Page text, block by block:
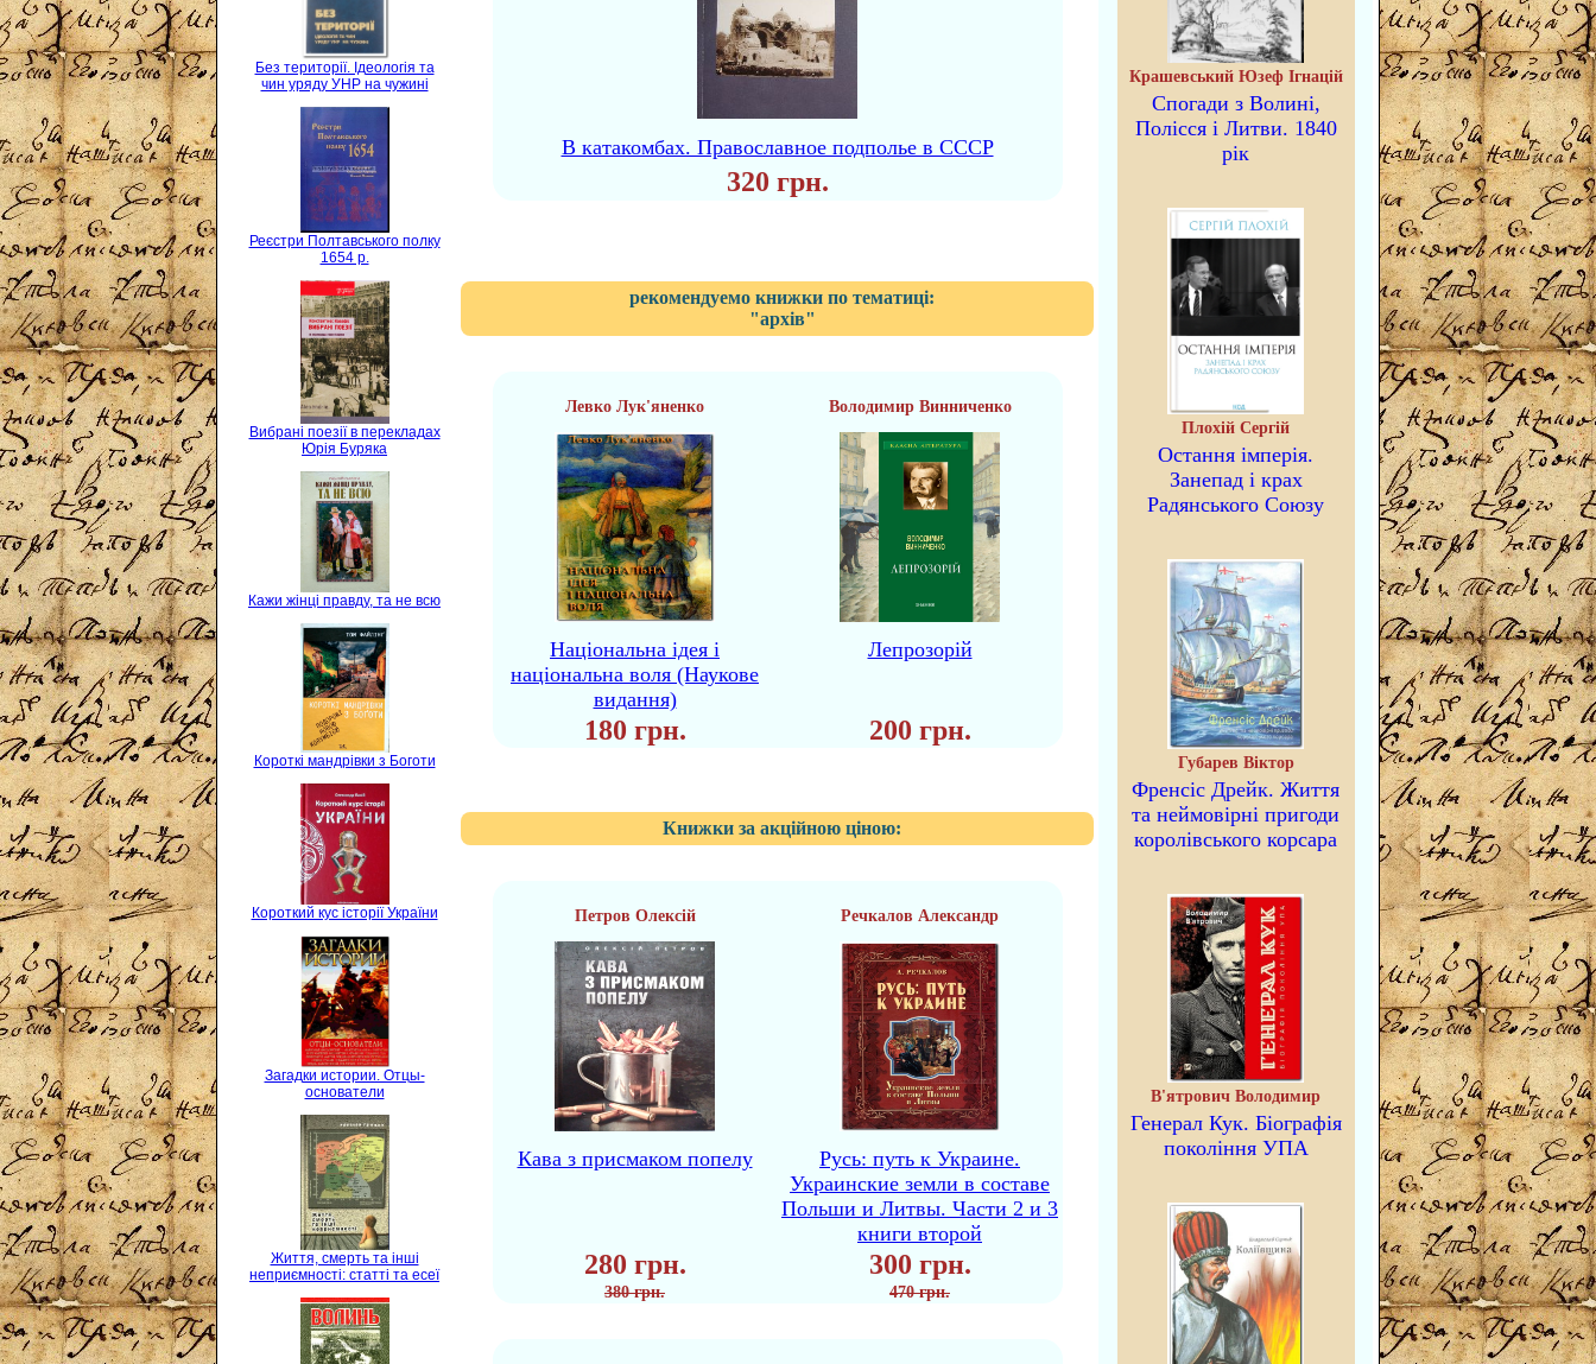
Без території. Ідеологія та
чин уряду УНР на чужині
Реєстри Полтавського полку
1654 р.
Вибрані поезії в перекладах
Юрія Буряка
Кажи жінці правду, та не всю
Короткі мандрівки з Боготи
Короткий кус історії України
Загадки истории. Отцы-
основатели
Життя, смерть та інші
неприємності: статті та есеї
В катакомбах. Православное подполье в СССР
320 грн.
рекомендуемо книжки по тематиці:
"архів"
Левко Лук'яненко Володимир Винниченко
Національна ідея і
національна воля (Наукове
видання)
Лепрозорій
180 грн. 200 грн.
Книжки за акційною ціною:
Петров Олексій Речкалов Александр
Кава з присмаком попелу
Русь: путь к Украине.
Украинские земли в составе
Польши и Литвы. Части 2 и 3
книги второй
280 грн. 300 грн.
380 грн. 470 грн.
Крашевський Юзеф Ігнацій
Спогади з Волині,
Полісся і Литви. 1840
рік
Плохій Сергій
Остання імперія.
Занепад і крах
Радянського Союзу
Губарев Віктор
Френсіс Дрейк. Життя
та неймовірні пригоди
королівського корсара
В'ятрович Володимир
Генерал Кук. Біографія
покоління УПА